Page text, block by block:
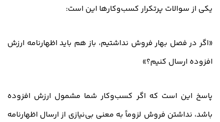
یکی از سوالات پرتکرار کسب‌وکارها این است:
«اگر در فصل بهار فروش نداشتیم، باز هم باید اظهارنامه ارزش
افزوده ارسال کنیم؟»
پاسخ این است که اگر کسب‌وکار شما مشمول ارزش افزوده
باشد، نداشتن فروش لزوماً به معنی بی‌نیازی از ارسال اظهارنامه